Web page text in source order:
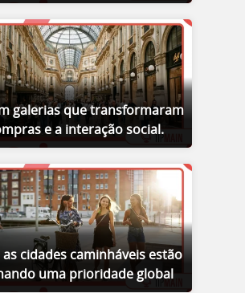
galerias que transformaram
e a interação social.
as cidades caminháveis estão
uma prioridade global